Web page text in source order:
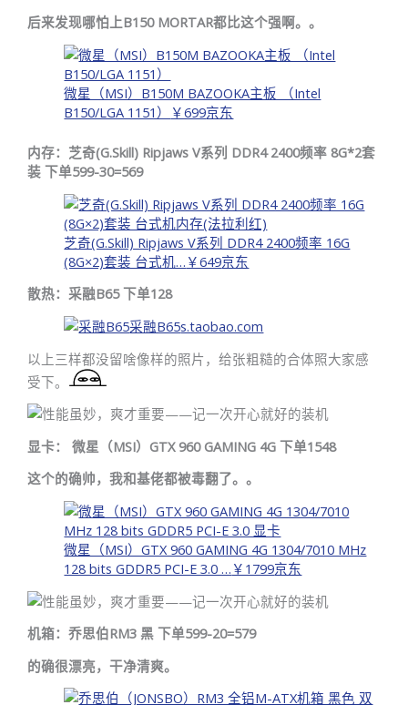
后来发现哪怕上B150 MORTAR都比这个强啊。。
微星（MSI）B150M BAZOOKA主板 （Intel
B150/LGA 1151）
￥699京东
内存：芝奇(G.Skill) Ripjaws V系列 DDR4 2400频率 8G*2套
装 下单599-30=569
芝奇(G.Skill) Ripjaws V系列 DDR4 2400频率 16G
(8G×2)套装 台式机… ￥649京东
散热：采融B65 下单128
采融B65s.taobao.com
以上三样都没留啥像样的照片，给张粗糙的合体照大家感
受下。
显卡： 微星（MSI）GTX 960 GAMING 4G 下单1548
这个的确帅，我和基佬都被毒翻了。。
微星（MSI）GTX 960 GAMING 4G 1304/7010 MHz
128 bits GDDR5 PCI-E 3.0 … ￥1799京东
机箱：乔思伯RM3 黑 下单599-20=579
的确很漂亮，干净清爽。